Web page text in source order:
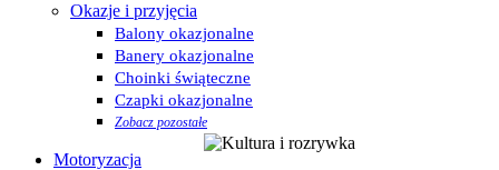
Okazje i przyjęcia
Balony okazjonalne
Banery okazjonalne
Choinki świąteczne
Czapki okazjonalne
Zobacz pozostałe
Motoryzacja